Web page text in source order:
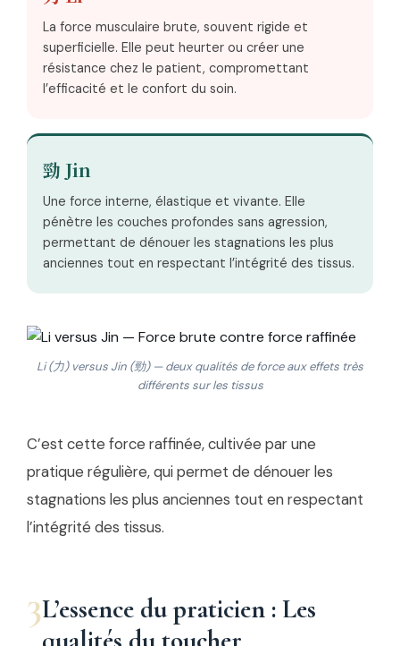
La force musculaire brute, souvent rigide et
superficielle. Elle peut heurter ou créer une
résistance chez le patient, compromettant
l’efficacité et le confort du soin.
勁 Jin
Une force interne, élastique et vivante. Elle
pénètre les couches profondes sans agression,
permettant de dénouer les stagnations les plus
anciennes tout en respectant l’intégrité des tissus.
Li (力) versus Jin (勁) — deux qualités de force aux effets très
différents sur les tissus
C’est cette force raffinée, cultivée par une
pratique régulière, qui permet de dénouer les
stagnations les plus anciennes tout en respectant
l’intégrité des tissus.
3L’essence du praticien : Les